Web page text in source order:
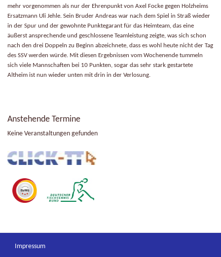
mehr vorgenommen als nur der Ehrenpunkt von Axel Focke gegen Holzheims
Ersatzmann Uli Jehle. Sein Bruder Andreas war nach dem Spiel in Straß wieder
in der Spur und der gewohnte Punktegarant für das Heimteam, das eine
äußerst ansprechende und geschlossene Teamleistung zeigte, was sich schon
nach den drei Doppeln zu Beginn abzeichnete, dass es wohl heute nicht der Tag
des SSV werden würde. Mit diesen Ergebnissen vom Wochenende tummeln
sich viele Mannschaften bei 10 Punkten, sogar das sehr stark gestartete
Altheim ist nun wieder unten mit drin in der Verlosung.
Anstehende Termine
Keine Veranstaltungen gefunden
Impressum